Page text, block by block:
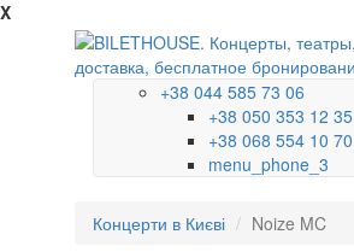
X
+38 044 585 73 06
+38 050 353 12 35
+38 068 554 10 70
menu_phone_3
Концерти в Києві Noize MC